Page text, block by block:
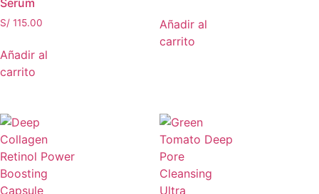
S/ 115.00
Añadir al
carrito
Añadir al
carrito